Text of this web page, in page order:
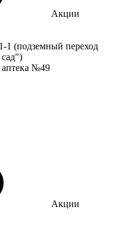
Акции
1 (подземный переход
аптека №49
Акции